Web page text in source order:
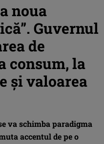
noua
Guvernul
de
consum, la
şi valoarea
va schimba paradigma
accentul de pe o